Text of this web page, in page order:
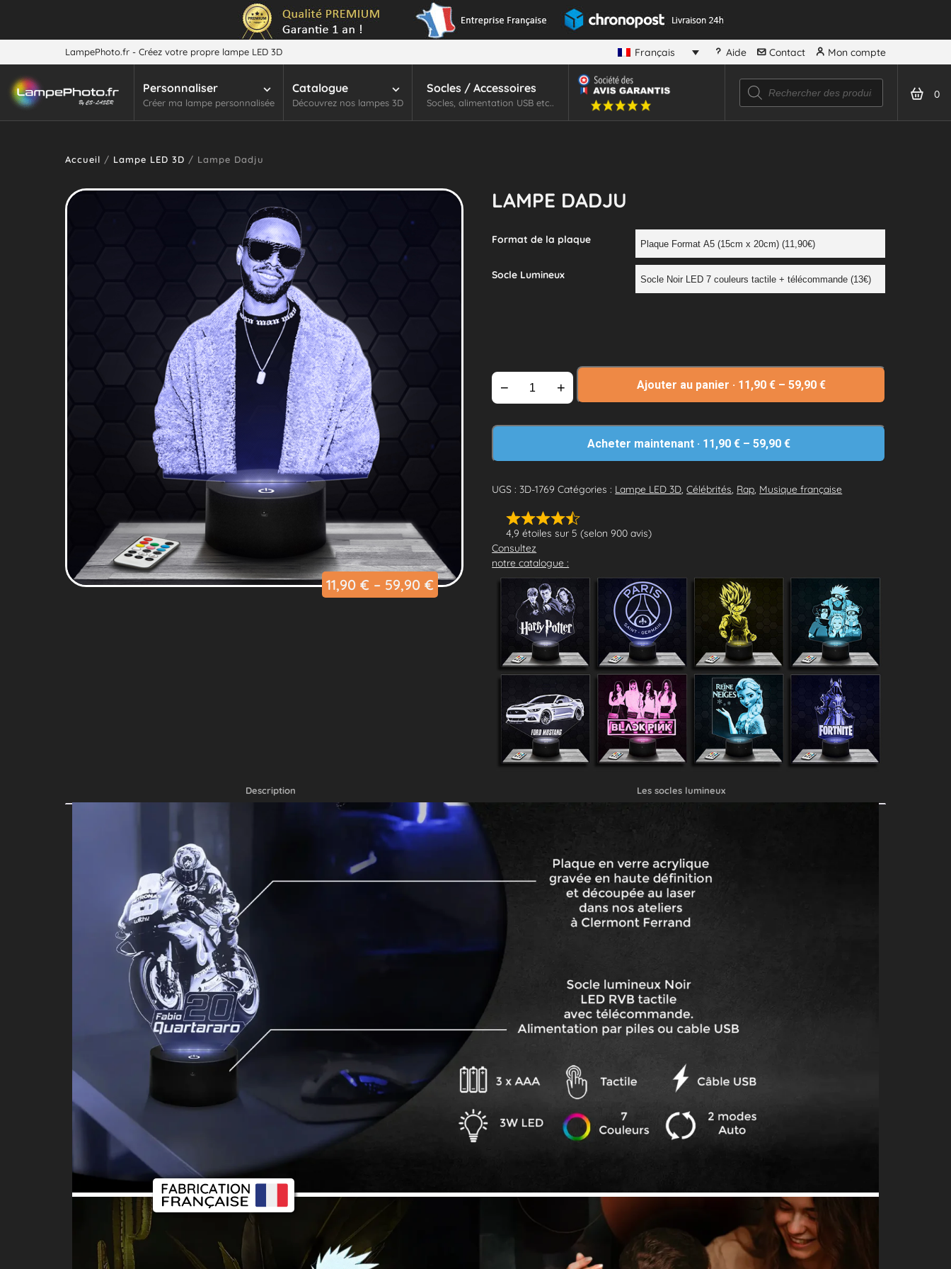
LampePhoto.fr - Créez votre propre lampe LED 3D Français Aide Contact Mon compte
Personnaliser
Créer ma lampe personnalisée
Catalogue
Découvrez nos lampes 3D
Socles / Accessoires
Socles, alimentation USB etc..
0
Accueil / Lampe LED 3D / Lampe Dadju
11,90 €– 59,90 €
LAMPE DADJU
4,9 étoiles sur 5 (selon 900 avis)
Consultez
notre catalogue :
Format de la plaque
Socle Lumineux
− + Ajouter au panier · 11,90€ –59,90€
Acheter maintenant · 11,90€ –59,90€
UGS :3D-1769 Catégories : Lampe LED 3D,Célébrités, Rap, Musique française
Description Les socles lumineux